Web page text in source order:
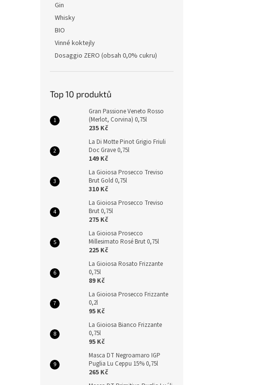
Gin
Whisky
BIO
Vinné koktejly
Dosaggio ZERO (obsah 0,0% cukru)
Top 10 produktů
Gran Passione Veneto Rosso
(Merlot, Corvina) 0,75l
235 Kč
La Di Motte Pinot Grigio Friuli
Doc Grave 0,75l
149 Kč
La Gioiosa Prosecco Treviso
Brut Gold 0,75l
310 Kč
La Gioiosa Prosecco Treviso
Brut 0,75l
275 Kč
La Gioiosa Prosecco
Millesimato Rosé Brut 0,75l
225 Kč
La Gioiosa Rosato Frizzante
0,75l
89 Kč
La Gioiosa Prosecco Frizzante
0,2l
95 Kč
La Gioiosa Bianco Frizzante
0,75l
95 Kč
Masca DT Negroamaro IGP
Puglia Lu Ceppu 15% 0,75l
265 Kč